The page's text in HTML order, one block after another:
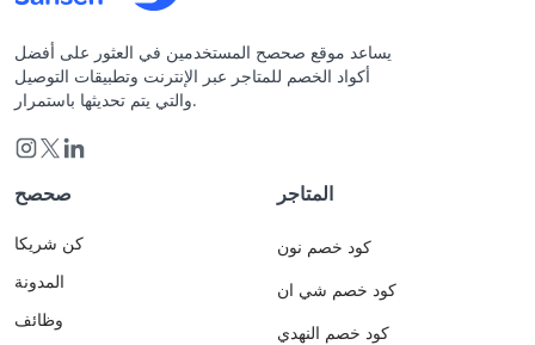
يساعد موقع صحصح المستخدمين في العثور على أفضل
أكواد الخصم للمتاجر عبر الإنترنت وتطبيقات التوصيل
والتي يتم تحديثها باستمرار.
صحصح
كن شريكا
المدونة
وظائف
المتاجر
كود خصم نون
كود خصم شي ان
كود خصم النهدي